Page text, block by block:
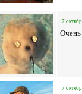
7
Очень
7